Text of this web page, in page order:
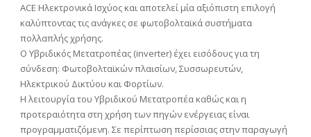
ACE Ηλεκτρονικά Ισχύος και αποτελεί μία αξιόπιστη επιλογή
καλύπτοντας τις ανάγκες σε φωτοβολταϊκά συστήματα
πολλαπλής χρήσης.
Ο Υβριδικός Μετατροπέας (inverter) έχει εισόδους για τη
σύνδεση: Φωτοβολταϊκών πλαισίων, Συσσωρευτών,
Ηλεκτρικού Δικτύου και Φορτίων.
Η λειτουργία του Υβριδικού Μετατροπέα καθώς και η
προτεραιότητα στη χρήση των πηγών ενέργειας είναι
προγραμματιζόμενη. Σε περίπτωση περίσσιας στην παραγωγή